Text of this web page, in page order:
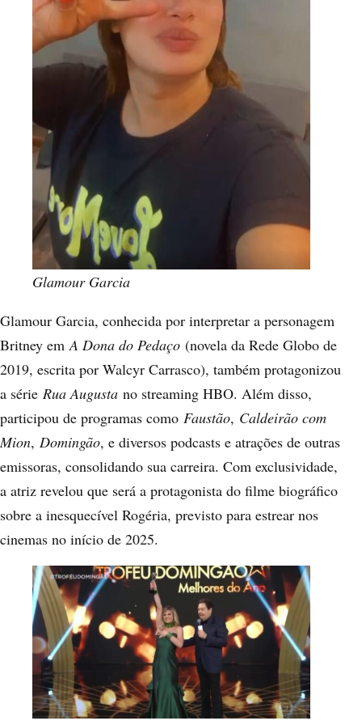
Glamour Garcia
Glamour Garcia, conhecida por interpretar a personagem
Britney emA Dona do Pedaço (novela da Rede Globo de
2019, escrita por Walcyr Carrasco), também protagonizou
a série Rua Augusta no streaming HBO. Além disso,
participou de programas como Faustão, Caldeirão com
Mion, Domingão, e diversos podcasts e atrações de outras
emissoras, consolidando sua carreira. Com exclusividade,
a atriz revelou que será a protagonista do filme biográfico
sobre a inesquecível Rogéria, previsto para estrear nos
cinemas no início de 2025.